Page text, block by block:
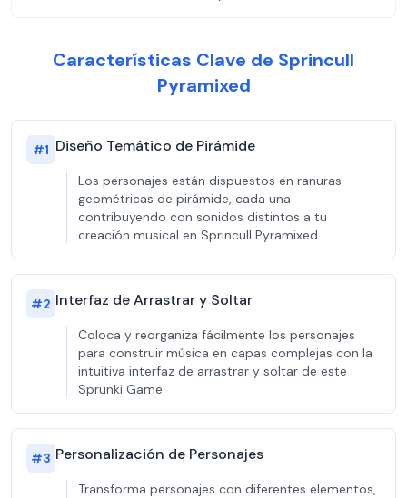
Características Clave de Sprincull
Pyramixed
#1 Diseño Temático de Pirámide
Los personajes están dispuestos en ranuras
geométricas de pirámide, cada una
contribuyendo con sonidos distintos a tu
creación musical en Sprincull Pyramixed.
#2 Interfaz de Arrastrar y Soltar
Coloca y reorganiza fácilmente los personajes
para construir música en capas complejas con la
intuitiva interfaz de arrastrar y soltar de este
Sprunki Game.
#3 Personalización de Personajes
Transforma personajes con diferentes elementos,